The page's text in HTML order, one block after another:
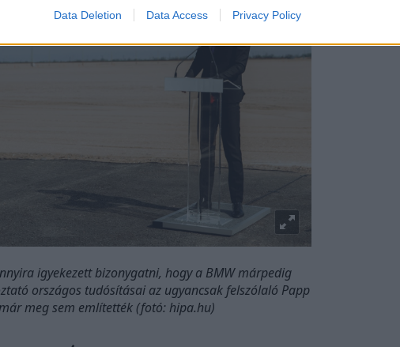
Data Deletion Data Access Privacy Policy
igyekezett bizonygatni, hogy a BMW márpedig
országos tudósításai az ugyancsak felszólaló Papp
meg sem említették (fotó: hipa.hu)